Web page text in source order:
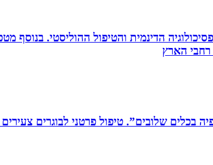
הדינמית והטיפול ההוליסטי. בנוסף
לבוגרים צעירים ומבוגרים מגיל 20 המתמודדים עם קשיים במישור